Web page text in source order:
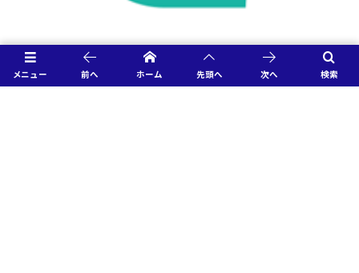
メニュー 検索
前へ ホーム 先頭へ 次へ